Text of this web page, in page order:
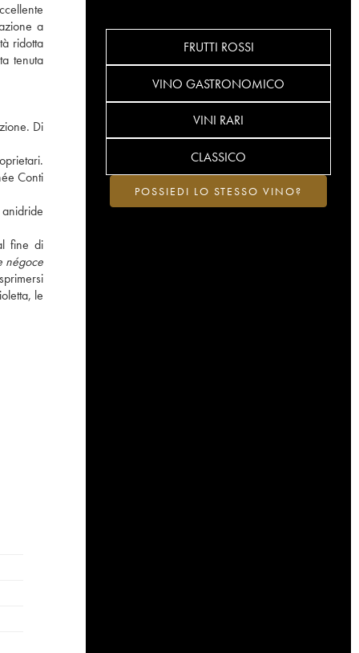
a
ridotta
tenuta
Di
Conti
fine di
négoce
le
FRUTTI ROSSI
VINO GASTRONOMICO
VINI RARI
CLASSICO
POSSIEDI LO STESSO VINO?